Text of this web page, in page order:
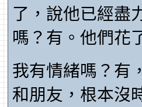
了，說他已經盡
嗎？有。他們花
我有情緒嗎？有
和朋友，根本沒